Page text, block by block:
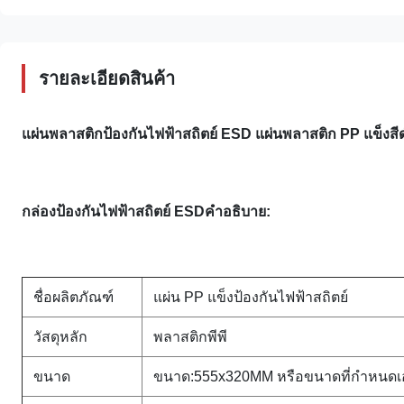
รายละเอียดสินค้า
แผ่นพลาสติกป้องกันไฟฟ้าสถิตย์ ESD แผ่นพลาสติก PP แข็งสี
กล่องป้องกันไฟฟ้าสถิตย์ ESDคำอธิบาย:
ชื่อผลิตภัณฑ์ แผ่น PP แข็งป้องกันไฟฟ้าสถิตย์
วัสดุหลัก พลาสติกพีพี
ขนาด ขนาด:555x320MM หรือขนาดที่กำหนดเ